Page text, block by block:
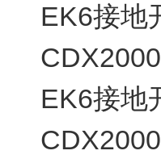
EK6接地
EK6接地